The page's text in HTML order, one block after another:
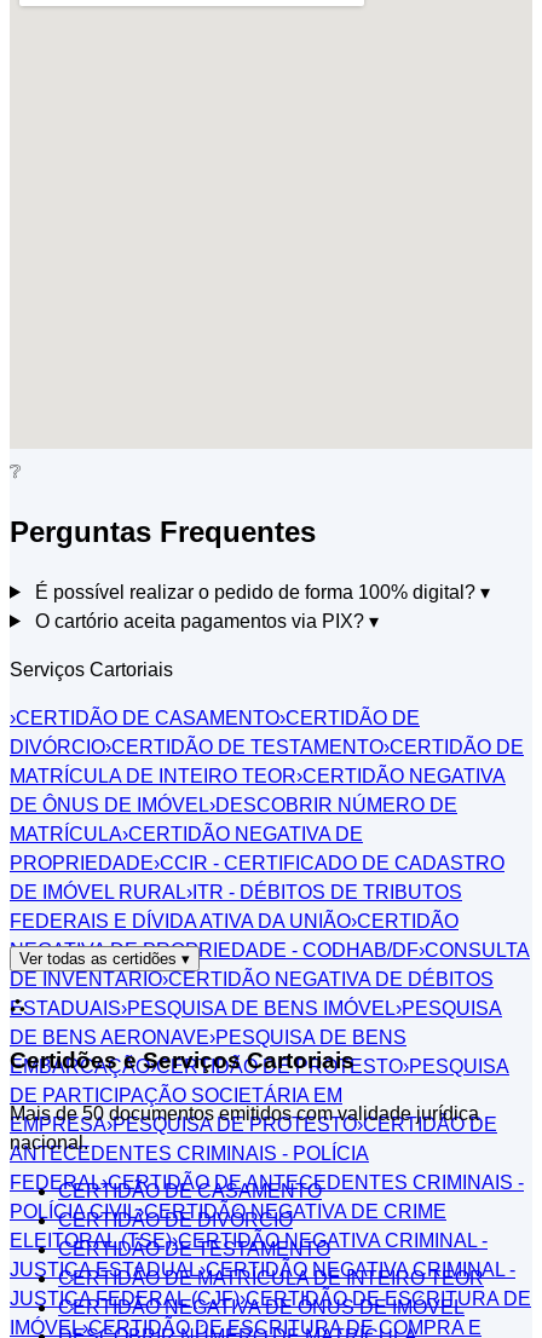
❔
Perguntas Frequentes
É possível realizar o pedido de forma 100% digital? ▾
O cartório aceita pagamentos via PIX? ▾
Serviços Cartoriais
›CERTIDÃO DE CASAMENTO›CERTIDÃO DE
DIVÓRCIO›CERTIDÃO DE TESTAMENTO›CERTIDÃO DE
MATRÍCULA DE INTEIRO TEOR›CERTIDÃO NEGATIVA
DE ÔNUS DE IMÓVEL›DESCOBRIR NÚMERO DE
MATRÍCULA›CERTIDÃO NEGATIVA DE
PROPRIEDADE›CCIR - CERTIFICADO DE CADASTRO
DE IMÓVEL RURAL› ITR - DÉBITOS DE TRIBUTOS
FEDERAIS E DÍVIDA ATIVA DA UNIÃO›CERTIDÃO
NEGATIVA DE PROPRIEDADE - CODHAB/DF›CONSULTA
DE INVENTÁRIO›CERTIDÃO NEGATIVA DE DÉBITOS
ESTADUAIS›PESQUISA DE BENS IMÓVEL›PESQUISA
DE BENS AERONAVE›PESQUISA DE BENS
EMBARCAÇÃO›CERTIDÃO DE PROTESTO›PESQUISA
DE PARTICIPAÇÃO SOCIETÁRIA EM
EMPRESA›PESQUISA DE PROTESTO›CERTIDÃO DE
ANTECEDENTES CRIMINAIS - POLÍCIA
FEDERAL›CERTIDÃO DE ANTECEDENTES CRIMINAIS -
POLÍCIA CIVIL›CERTIDÃO NEGATIVA DE CRIME
ELEITORAL (TSE)›CERTIDÃO NEGATIVA CRIMINAL -
JUSTIÇA ESTADUAL›CERTIDÃO NEGATIVA CRIMINAL -
JUSTIÇA FEDERAL (CJF)›CERTIDÃO DE ESCRITURA DE
IMÓVEL›CERTIDÃO DE ESCRITURA DE COMPRA E
Ver todas as certidões ▾
⛬
Certidões e Serviços Cartoriais
Mais de 50 documentos emitidos com validade jurídica
nacional.
CERTIDÃO DE CASAMENTO
CERTIDÃO DE DIVÓRCIO
CERTIDÃO DE TESTAMENTO
CERTIDÃO DE MATRÍCULA DE INTEIRO TEOR
CERTIDÃO NEGATIVA DE ÔNUS DE IMÓVEL